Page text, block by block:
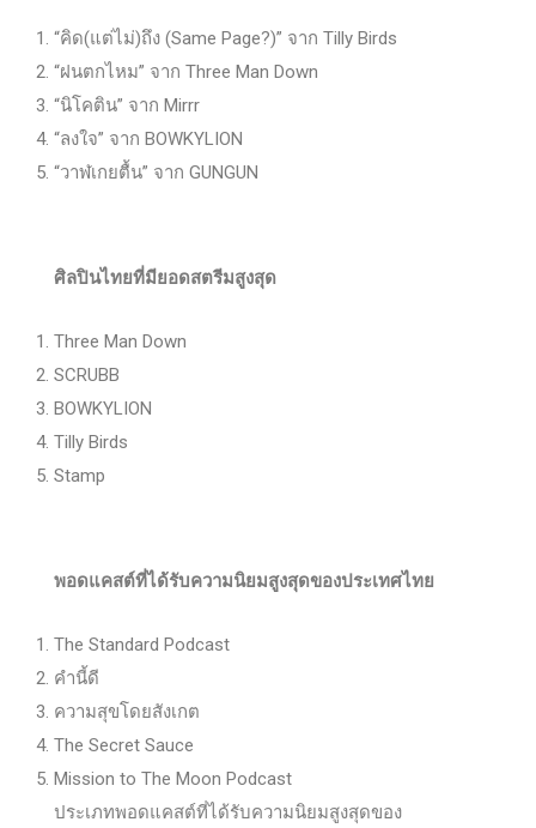
“คิด(แต่ไม่)ถึง (Same Page?)” จาก Tilly Birds
“ฝนตกไหม” จาก Three Man Down
“นิโคติน” จาก Mirrr
“ลงใจ” จาก BOWKYLION
“วาฬเกยตื้น” จาก GUNGUN
ศิลปินไทยที่มียอดสตรีมสูงสุด
Three Man Down
SCRUBB
BOWKYLION
Tilly Birds
Stamp
พอดแคสต์ที่ได้รับความนิยมสูงสุดของประเทศไทย
The Standard Podcast
คำนี้ดี
ความสุขโดยสังเกต
The Secret Sauce
Mission to The Moon Podcast
ประเภทพอดแคสต์ที่ได้รับความนิยมสูงสุดของ